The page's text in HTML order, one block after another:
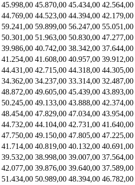
45.998,00 45.870,00 45.434,00 42.564,00
44.769,00 44.523,00 44.394,00 42.179,00
59.241,00 59.899,00 56.247,00 55.051,00
50.301,00 51.963,00 50.830,00 47.277,00
39.986,00 40.742,00 38.342,00 37.644,00
41.254,00 41.608,00 40.957,00 39.912,00
44.431,00 42.715,00 44.318,00 44.305,00
34.362,00 34.237,00 33.314,00 32.487,00
48.872,00 49.605,00 45.439,00 43.893,00
50.245,00 49.133,00 43.888,00 42.374,00
48.454,00 47.829,00 47.034,00 43.954,00
44.732,00 44.104,00 42.731,00 41.640,00
47.750,00 49.150,00 47.805,00 47.225,00
41.714,00 40.819,00 40.132,00 40.691,00
39.532,00 38.998,00 39.007,00 37.564,00
42.077,00 39.876,00 39.640,00 37.589,00
51.434,00 50.989,00 48.394,00 46.782,00